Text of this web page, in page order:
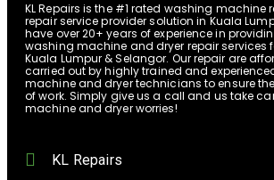
KL Repairs is the #1 rated washing machine
repair service provider solution in Kuala
have over 20+ years of experience in
washing machine and dryer repair services
Kuala Lumpur & Selangor. Our repair are
carried out by highly trained and
machine and dryer technicians to ensure
of work. Simply give us a call and us take
machine and dryer worries!
KL Repairs